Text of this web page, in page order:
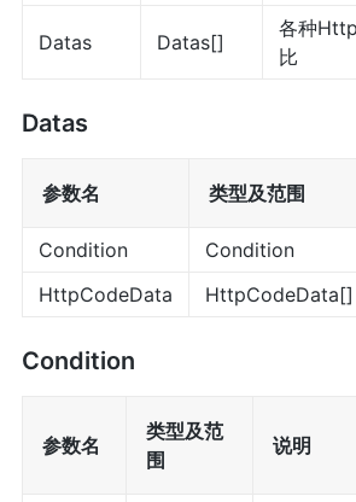
Datas Datas[]
各种
比
Datas
参数名 类型及范围
Condition Condition
HttpCodeData
HttpCodeData[]
Condition
参数名
类型及范
围
说明